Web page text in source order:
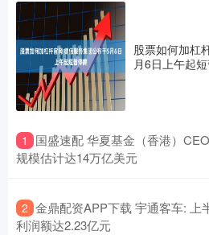
股票如何加杠
月6日上午起
1
国盛速配 华夏基金（香港）
规模估计达14万亿美元
2 金鼎配资APP下载 宇通客车: 上
利润额达2.23亿元